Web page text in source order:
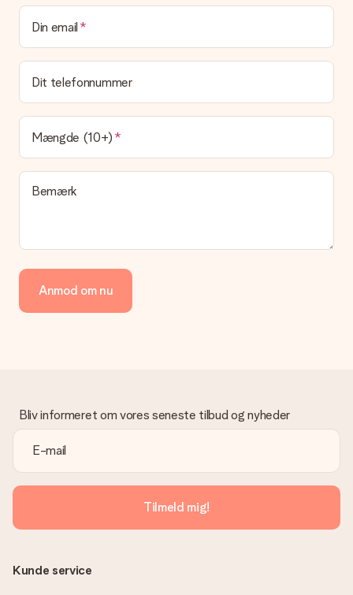
Kan jeg vælge en leveringsdato?
Det er ikke muligt at vælge en bestemt leveringsdato.
Hvad er leveringstiden, og hvornår modtager jeg min
gave?
Leveringstiden findes på gavens produktside. Du kan stole på,
at vores postfirma leverer din gave på denne dag.
Hvilke leveringsmuligheder kan jeg vælge?
I øjeblikket er det ikke (endnu) muligt at vælge en
leveringsindstilling. Den gave, du vil bestille, sendes enten som
en pakke eller som postkasse levering. Vil du gerne vide
hvilken måde din ordre sendes på? Kontakt venligst vores
Vi tilbyder følgende betalingsmetoder: Dankort, Paypal,
kreditkort, faktura via Klarna eller bankoverførsel. I tilfælde af
manuel betaling overførsel, skal du tage højde for en ekstra 3
venligst vores kundeservice, de hjælper gerne med at finde en
passende løsning.
Er fakturaen sendt sammen med ordren?
Ingen faktura sendes med din ordre. Du modtager altid
fakturaen i bekræftelsesemailen, og du kan altid finde den i din
MySurprise-konto. Det betyder at du kan få gaven leveret
direkte til modtageren, hvilket gør det til en sand
overraskelse!
Din email
Dit telefonnummer
Mængde (10+)
Bemærk
Anmod om nu
Bliv informeret om vores seneste tilbud og nyheder
Tilmeld mig!
Kunde service